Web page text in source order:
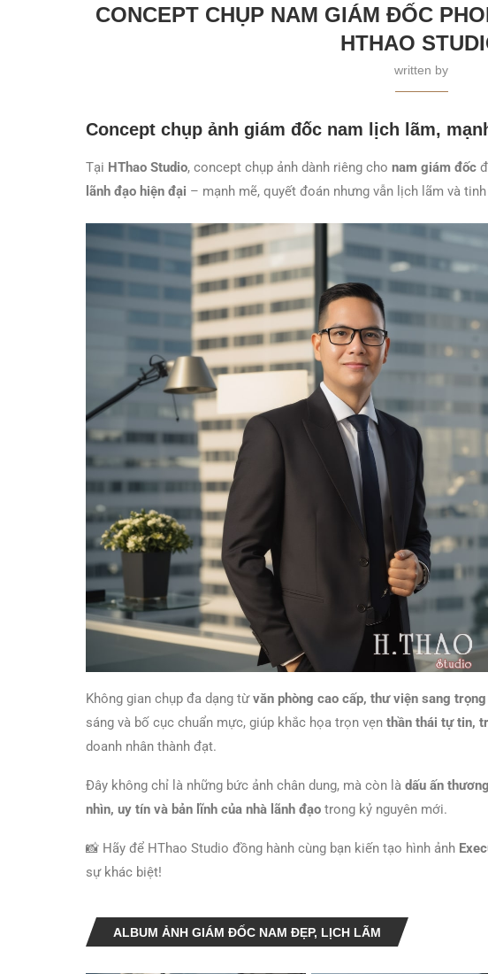
CONCEPT CHỤP NAM GIÁM ĐỐC
HTHAO
written by
Concept chụp ảnh giám đốc nam lịch lãm,
Tại HThao Studio, concept chụp ảnh dành riêng cho nam giám đốc
lãnh đạo hiện đại – mạnh mẽ, quyết đoán nhưng vẫn lịch lãm và
Không gian chụp đa dạng từvăn phòng cao cấp, thư viện sang
sáng và bố cục chuẩn mực, giúp khắc họa trọn vẹn thần thái tự tin,
doanh nhân thành đạt.
Đây không chỉ là những bức ảnh chân dung, mà còn là dấu ấn
nhìn, uy tín và bản lĩnh của nhà lãnh đạo trong kỷ nguyên mới.
📸 Hãy để HThao Studio đồng hành cùng bạn kiến tạo hình ảnh
sự khác biệt!
ALBUM ẢNH GIÁM ĐỐC NAM ĐẸP, LỊCH LÃM